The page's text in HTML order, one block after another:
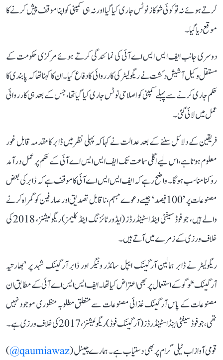
کرتے ہوئے نہ تو کوئی شوکاز نوٹس جاری کیا گیا اور نہ ہی کمپنی کو اپنا موقف پیش کرنے کا
موقع دیا گیا۔
دوسری جانب ایف ایس ایس اے آئی کی نمائندگی کرتے ہوئے مرکزی حکومت کے
مستقل وکیل آشیش دکشت نے ریگولیٹر کی کارروائی کا دفاع کیا۔ ان کا کہنا تھا کہ پابندی کا
حکم جاری کرنے سے پہلے کمپنی کو اصلاحی نوٹس جاری کیا گیا تھا، جس کے بعد ہی کارروائی
عمل میں لائی گئی۔
فریقین کے دلائل سننے کے بعد عدالت نے کہا کہ پہلی نظر میں ڈابر کا مقدمہ قابل غور
معلوم ہوتا ہے، اس لیے اگلی سماعت تک ایف ایس ایس اے آئی کے حکم پر عمل درآمد
روکنا مناسب ہوگا۔ واضح رہے کہ ایف ایس ایس اے آئی کا موقف ہے کہ ڈابر کی بعض
مصنوعات پر ’100 فیصد‘ جیسے دعوے مبہم، ناقابل تصدیق اور صارفین کو گمراہ کرنے
والے ہیں، جو فوڈ سیفٹی اینڈ اسٹینڈرڈز (ایڈورٹائزنگ اینڈ کلیمز) ریگولیشنز، 2018 کی
خلاف ورزی کے زمرے میں آتے ہیں۔
ریگولیٹر نے ڈابر ہمالین آرگینک ایپل سائڈر ونیگر اور ڈابر آرگینک شہد پر ’بھارتیہ
آرگینک‘ لوگو کے استعمال پر بھی اعتراض کیا تھا۔ ایف ایس ایس اے آئی کے مطابق ان
مصنوعات کے پاس آرگینک غذائی مصنوعات سے متعلق مطلوبہ منظوری موجود نہیں
تھی، جو فوڈ سیفٹی اینڈ اسٹینڈرڈز (آرگینک فوڈ) ریگولیشنز، 2017 کی خلاف ورزی ہے۔
قومی آواز اب ٹیلی گرام پر بھی دستیاب ہے۔ ہمارے چینل (qaumiawaz@
)